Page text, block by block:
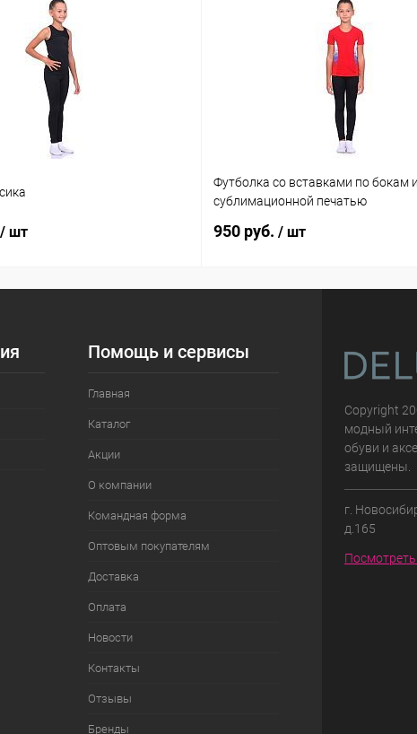
/ шт
Футболка со вставками по бокам и
сублимационной печатью
950 руб. / шт
Помощь и сервисы
Главная
Каталог
Акции
О компании
Командная форма
Оптовым покупателям
Доставка
Оплата
Новости
Контакты
Отзывы
Бренды
Copyright
модный
обуви и
защищены.
г.
д.165
Посмотреть